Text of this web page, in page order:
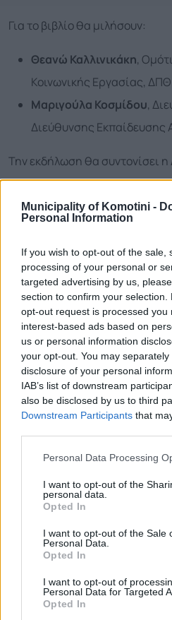
Municipality of Komotini -
Personal Information
If you wish to opt-out of the sale,
processing of your personal or
targeted advertising by us,
section to confirm your
opt-out request is processed you
interest-based ads based on
us or personal information
your opt-out. You may
disclosure of your personal
IAB’s list of downstream
also be disclosed by us to third
Downstream Participants that
Personal Data Processing
I want to opt-out of the
personal data.
Opted In
I want to opt-out of the Sale
Personal Data.
Opted In
I want to opt-out of
Personal Data for Targeted
Opted In
Για το βιβλίο θα μιλήσουν:
Θεανώ Καλλινικάκη,
Κοινωνικής Εργασίας, ΔΠΘ
Μαριγούλα Κοσμίδου,
Διεύθυνσης
Την εκδήλωση θα συντονίσει η
Καθηγήτρια, Τμήμα
Η παρουσία σας θα μας τιμήσει.
Για οποιαδήποτε
Δημοτική Βιβλιοθήκη
Τηλεφωνικό Κέντρο
Τηλεφωνικό Κέντρο
FAX Δήμου
Γραφείο Δημάρχου
Νοσοκομείο
Αστυνομικό Τμήμα
Αρχ. Μουσείο
Γρήγορη Πλοήγηση